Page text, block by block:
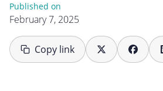
Published on
February 7, 2025
Copy link